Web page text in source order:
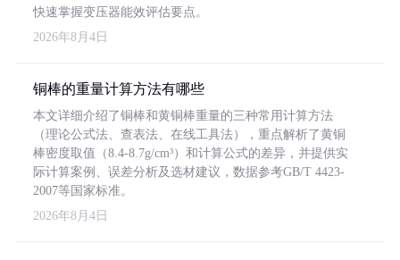
快速掌握变压器能效评估要点。
2026年8月4日
铜棒的重量计算方法有哪些
本文详细介绍了铜棒和黄铜棒重量的三种常用计算方法
（理论公式法、查表法、在线工具法），重点解析了黄铜
棒密度取值（8.4-8.7g/cm³）和计算公式的差异，并提供实
际计算案例、误差分析及选材建议，数据参考GB/T 4423-
2007等国家标准。
2026年8月4日